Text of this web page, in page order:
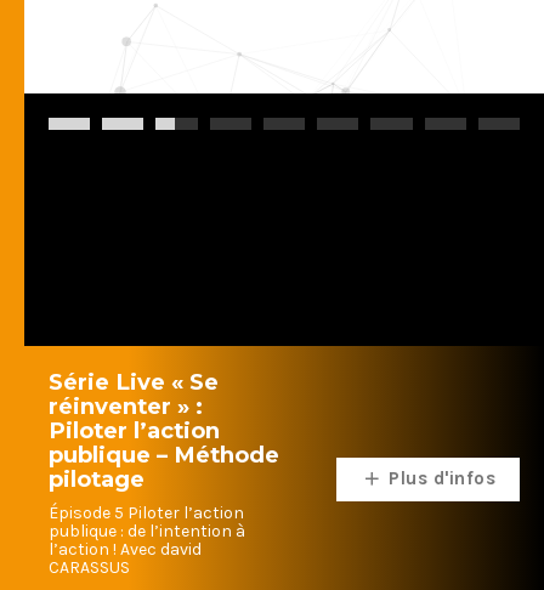
Série Live « Se
réinventer » :
Piloter l’action
publique – Méthode
pilotage
Épisode 5 Piloter l’action
publique : de l’intention à
l’action ! Avec david
CARASSUS
Plus d'infos